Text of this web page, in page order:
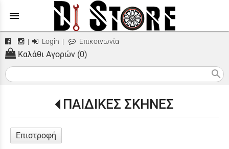
menu
| Login | Επικοινωνία
Καλάθι Αγορών (0)
search
ΠΑΙΔΙΚΕΣ ΣΚΗΝΕΣ
Επιστροφή